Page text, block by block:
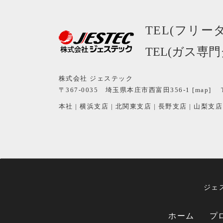
TEL(フリー
TEL(ガス専
株式会社 ジェステック
〒367-0035 埼玉県本庄市西富田356-1 [map]
本社 | 横浜支店 | 北関東支店 | 長野支店 | 山梨支店
ジェ
ホーム プ